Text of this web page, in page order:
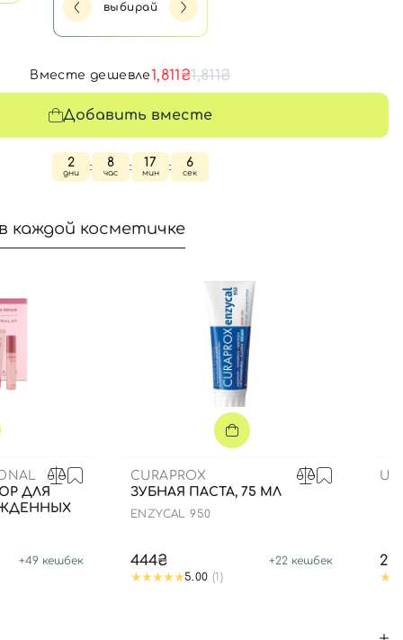
выбирай
Вместе дешевле1,811₴1,811₴
Добавить вместе
2
дни : 8
час : 17
мин : 6
сек
каждой косметичке
ДЛЯ
+49 кешбек
CURAPROX
ЗУБНАЯ ПАСТА, 75 МЛ
ENZYCAL 950
444₴ +22 кешбек
5.00 (1)